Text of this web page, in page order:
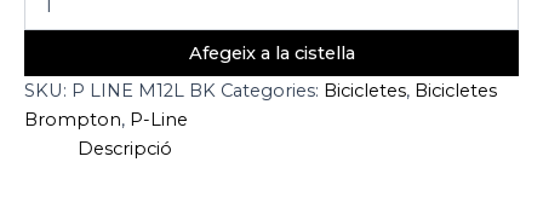
Afegeix a la cistella
SKU: P LINE M12L BK Categories: Bicicletes, Bicicletes
Brompton, P-Line
Descripció